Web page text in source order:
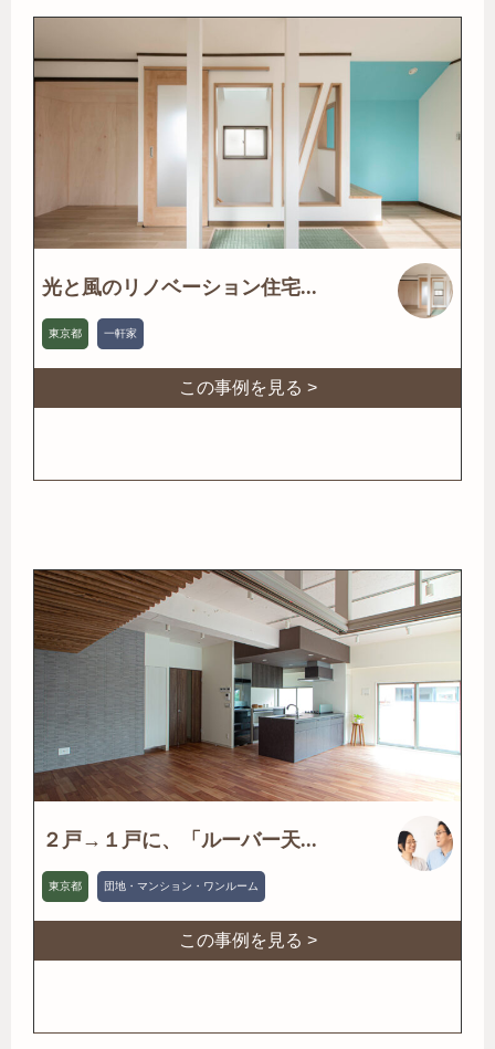
光と風のリノベーション住宅...
東京都 一軒家
この事例を見る >
２戸→１戸に、「ルーバー天...
東京都 団地・マンション・ワンルーム
この事例を見る >